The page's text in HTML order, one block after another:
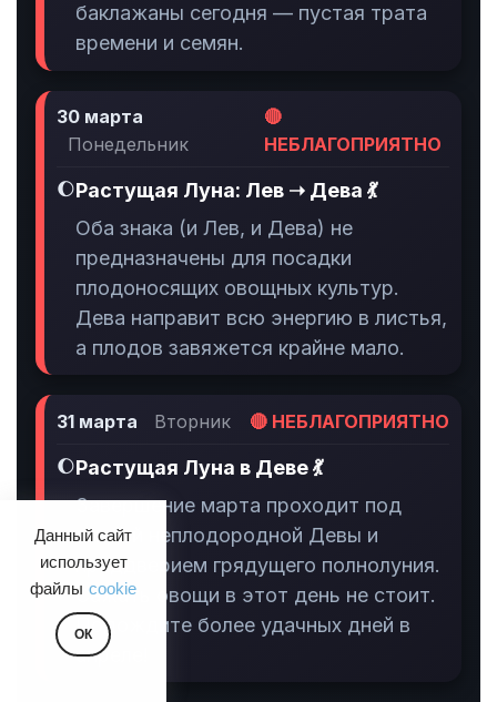
Данный сайт
использует
файлы cookie
ОК
баклажаны сегодня — пустая трата
времени и семян.
30 марта
Понедельник
🔴
НЕБЛАГОПРИЯТНО
🌔Растущая Луна: Лев ➝ Дева 💃
Оба знака (и Лев, и Дева) не
предназначены для посадки
плодоносящих овощных культур.
Дева направит всю энергию в листья,
а плодов завяжется крайне мало.
31 марта Вторник 🔴 НЕБЛАГОПРИЯТНО
🌔Растущая Луна в Деве 💃
Завершение марта проходит под
эгидой неплодородной Девы и
преддверием грядущего полнолуния.
Сажать овощи в этот день не стоит.
Подождите более удачных дней в
апреле!